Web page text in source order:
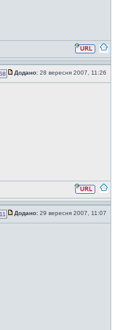
Додано: 28 вересня 2007, 11:26
Додано: 29 вересня 2007, 11:07